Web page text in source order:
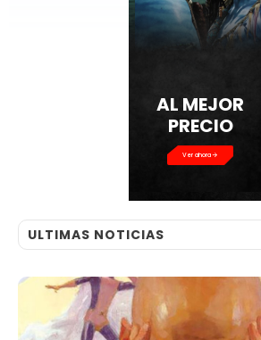
AL MEJOR
PRECIO
Ver ahora
ULTIMAS NOTICIAS